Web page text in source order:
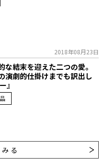
2018年08月23日
な結末を迎えた二つの愛。
演劇的仕掛けまでも訳出し
』
る